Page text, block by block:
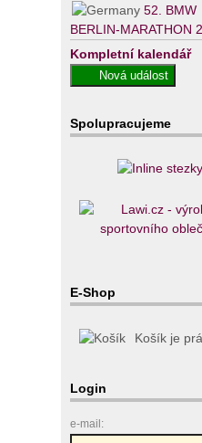
52. BMW
BERLIN-MARATHON
Kompletní kalendář
Spolupracujeme
E-Shop
Košík je
Login
e-mail: